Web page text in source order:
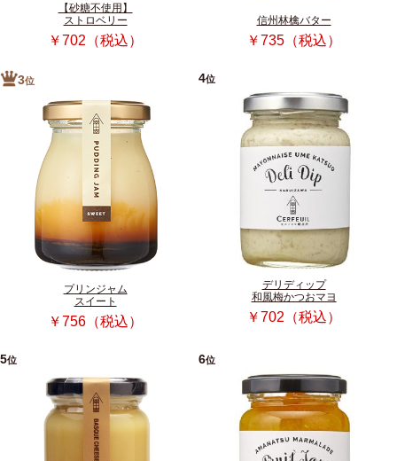
【砂糖不使用】
ストロベリー
￥702（税込）
信州林檎バター
￥735（税込）
3位
プリンジャム
スイート
￥756（税込）
4位
デリディップ
和風梅かつおマヨ
￥702（税込）
5位 6位